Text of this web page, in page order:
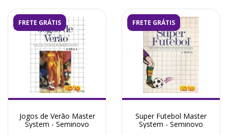
FRETE GRÁTIS
Jogos de Verão Master
System - Seminovo
FRETE GRÁTIS
Super Futebol Master
System - Seminovo